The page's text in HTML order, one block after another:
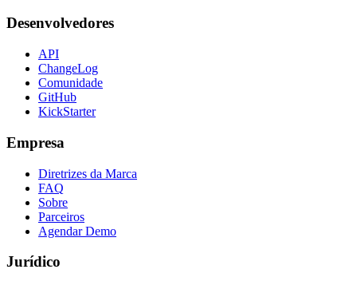
Desenvolvedores
API
ChangeLog
Comunidade
GitHub
KickStarter
Empresa
Diretrizes da Marca
FAQ
Sobre
Parceiros
Agendar Demo
Jurídico